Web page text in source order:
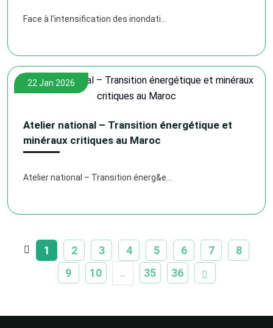
Face à l’intensification des inondati...
22 Jan 2026
Atelier national – Transition énergétique et
minéraux critiques au Maroc
Atelier national – Transition énerg&e...
1 2 3 4 5 6 7
8
9
10 35 36